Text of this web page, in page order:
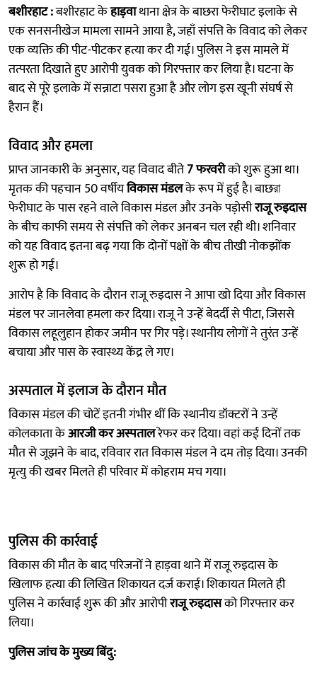
बशीरहाट :बशीरहाट केहाड़वाथाना क्षेत्र के बाछरा फेरीघाट इलाके से
एक सनसनीखेज मामला सामने आया है, जहाँ संपत्ति के विवाद को लेकर
एक व्यक्ति की पीट-पीटकर हत्या कर दी गई। पुलिस ने इस मामले में
तत्परता दिखाते हुए आरोपी युवक को गिरफ्तार कर लिया है। घटना के
बाद से पूरे इलाके में सन्नाटा पसरा हुआ है और लोग इस खूनी संघर्ष से
हैरान हैं।
विवाद और हमला
प्राप्त जानकारी के अनुसार, यह विवाद बीते7 फरवरीको शुरू हुआ था।
मृतक की पहचान 50 वर्षीयविकास मंडलके रूप में हुई है। बाछরা
फेरीघाट के पास रहने वाले विकास मंडल और उनके पड़ोसीराजू रुइदास
के बीच काफी समय से संपत्ति को लेकर अनबन चल रही थी। शनिवार
को यह विवाद इतना बढ़ गया कि दोनों पक्षों के बीच तीखी नोकझोंक
शुरू हो गई।
आरोप है कि विवाद के दौरान राजू रुइदास ने आपा खो दिया और विकास
मंडल पर जानलेवा हमला कर दिया। राजू ने उन्हें बेदर्दी से पीटा, जिससे
विकास लहूलुहान होकर जमीन पर गिर पड़े। स्थानीय लोगों ने तुरंत उन्हें
बचाया और पास के स्वास्थ्य केंद्र ले गए।
अस्पताल में इलाज के दौरान मौत
विकास मंडल की चोटें इतनी गंभीर थीं कि स्थानीय डॉक्टरों ने उन्हें
कोलकाता केआरजी कर अस्पतालरेफर कर दिया। वहां कई दिनों तक
मौत से जूझने के बाद, रविवार रात विकास मंडल ने दम तोड़ दिया। उनकी
मृत्यु की खबर मिलते ही परिवार में कोहराम मच गया।
पुलिस की कार्रवाई
विकास की मौत के बाद परिजनों ने हाड़वा थाने में राजू रुइदास के
खिलाफ हत्या की लिखित शिकायत दर्ज कराई। शिकायत मिलते ही
पुलिस ने कार्रवाई शुरू की और आरोपीराजू रुइदासको गिरफ्तार कर
लिया।
पुलिस जांच के मुख्य बिंदु: